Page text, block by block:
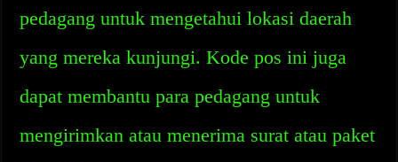
pedagang untuk mengetahui lokasi daerah
yang mereka kunjungi. Kode pos ini juga
dapat membantu para pedagang untuk
mengirimkan atau menerima surat atau paket